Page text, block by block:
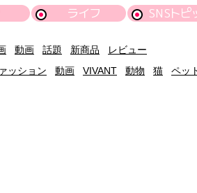
ライフ SNSトピ
動画 話題 新商品
レビュー
ッション 動画 VIVANT 動物 猫 ペッ